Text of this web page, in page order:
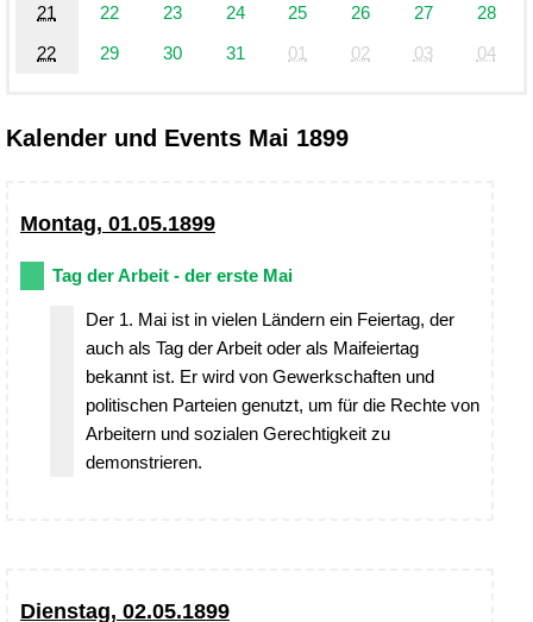
21
22 23 24 25 26 27
28
22
29 30 31 01 02 03 04
Kalender und Events Mai 1899
Montag, 01.05.1899
Tag der Arbeit - der erste Mai
Der 1. Mai ist in vielen Ländern ein Feiertag, der
auch als Tag der Arbeit oder als Maifeiertag
bekannt ist. Er wird von Gewerkschaften und
politischen Parteien genutzt, um für die Rechte von
Arbeitern und sozialen Gerechtigkeit zu
demonstrieren.
Dienstag, 02.05.1899